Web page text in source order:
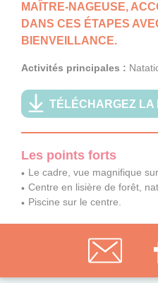
MAÎTRE-NAGEUSE,
DANS CES ÉTAPES
BIENVEILLANCE.
Activités principales :
TÉLÉCHARGEZ LA
Les points forts
Le cadre, vue magnifique
Centre en lisière de forêt,
Piscine sur le centre.